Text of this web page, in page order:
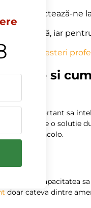
Contactează-ne la
variază, iar
de mesteri
aduce si
, este important sa
vopsea; este o solutie
de acum incolo.
este capacitatea
doar cateva dintre